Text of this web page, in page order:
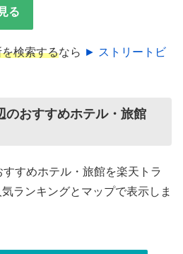
る
検索するなら ► ストリートビ
のおすすめホテル・旅館
すめホテル・旅館を楽天トラ
ランキングとマップで表示しま